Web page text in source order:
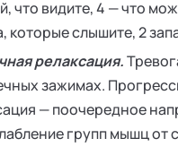
что видите, 4 — что
которые слышите, 2
релаксация.
зажимах.
— поочередное
групп мышц от